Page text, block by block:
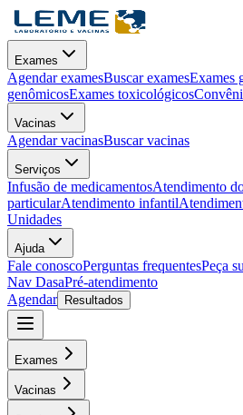
Exames
Agendar examesBuscar examesExames
genômicosExames toxicológicos
Vacinas
Agendar vacinasBuscar vacinas
Serviços
Infusão de medicamentosAtendimento
particularAtendimento infantil
Unidades
Ajuda
Fale conoscoPerguntas frequentesPeça
Nav DasaPré-atendimento
Agendar
Resultados
Exames
Vacinas